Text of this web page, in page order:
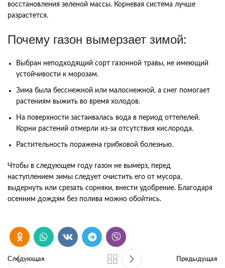
восстановления зеленой массы. Корневая система лучше
разрастется.
Почему газон вымерзает зимой:
Выбран неподходящий сорт газонной травы, не имеющий
устойчивости к морозам.
Зима была бесснежной или малоснежной, а снег помогает
растениям выжить во время холодов.
На поверхности застаивалась вода в период оттепелей.
Корни растений отмерли из-за отсутствия кислорода.
Растительность поражена грибковой болезнью.
Чтобы в следующем году газон не вымерз, перед
наступлением зимы следует очистить его от мусора,
выдернуть или срезать сорняки, внести удобрение. Благодаря
осенним дождям без полива можно обойтись.
Следующая Предыдущая